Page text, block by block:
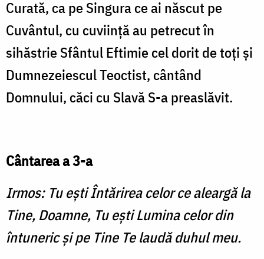
Curată, ca pe Singura ce ai născut pe
Cuvântul, cu cuviinţă au petrecut în
sihăstrie Sfântul Eftimie cel dorit de toţi şi
Dumnezeiescul Teoctist, cântând
Domnului, căci cu Slavă S-a preaslăvit.
Cântarea a 3-a
Irmos: Tu eşti Întărirea celor ce aleargă la
Tine, Doamne, Tu eşti Lumina celor din
întuneric şi pe Tine Te laudă duhul meu.